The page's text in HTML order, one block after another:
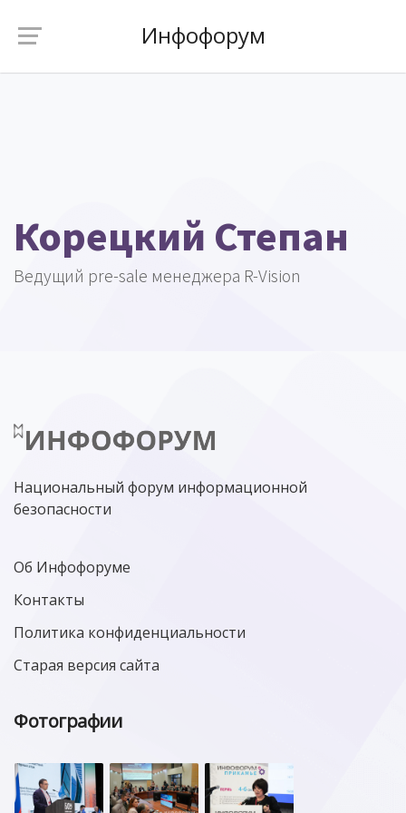
Инфофорум
Корецкий Степан
Ведущий pre-sale менеджера R-Vision
Национальный форум информационной
безопасности
Об Инфофоруме
Контакты
Политика конфиденциальности
Старая версия сайта
Фотографии